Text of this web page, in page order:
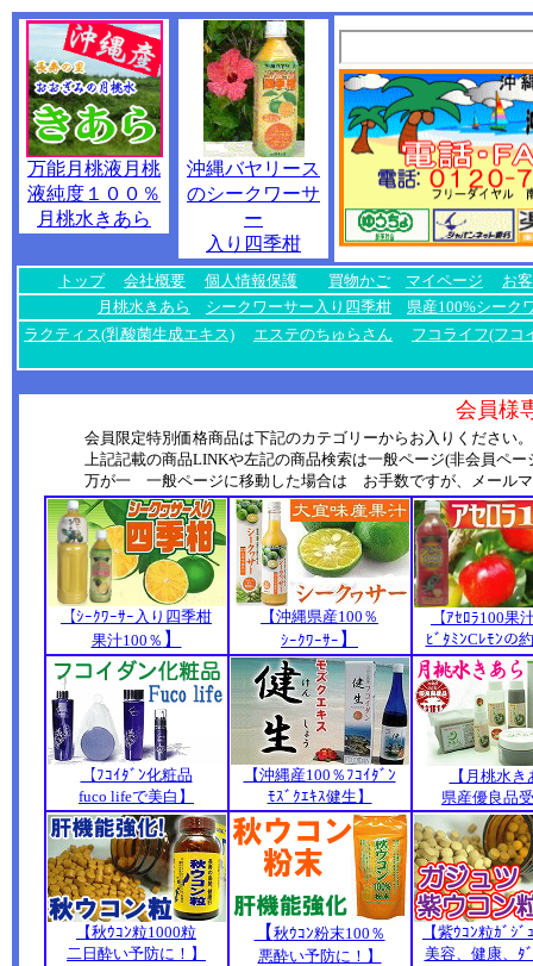
万能月桃液月桃
液純度１００％
月桃水きあら
沖縄バヤリース
のシークワーサ
ー
入り四季柑
トップ 会社概要 個人情報保護 買物かご マイページ
お
月桃水きあら
シークワーサー入り四季柑
県産100%シーク
ラクティス(乳酸菌生成エキス)
エステのちゅらさん フコライフ(フコ
会員様
会員限定特別価格商品は下記のカテゴリーからお入りください。
上記記載の商品LINKや左記の商品検索は一般ページ(非会員ペ
万が一 一般ページに移動した場合は お手数ですが、メール
【ｼｰｸﾜｰｻｰ入り四季柑
果汁100％ 】
【沖縄県産100％
ｼｰｸﾜｰｻｰ 】
【ｱｾﾛﾗ100果
ﾋﾞﾀﾐﾝCﾚﾓﾝの
【ﾌｺｲﾀﾞﾝ化粧品
fuco lifeで美白】
【沖縄産100％ﾌｺｲﾀﾞﾝ
ﾓｽﾞｸｴｷｽ健生】
【月桃水き
県産優良品
【秋ｳｺﾝ粒1000粒
二日酔い予防に！】
【 秋ｳｺﾝ粉末100％
悪酔い予防に！】
【紫ｳｺﾝ粒ｶﾞｼ
美容、健康、ﾀ